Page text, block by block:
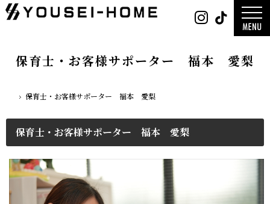
保育士・お客様サポーター 福本 愛梨
ホーム
保育士・お客様サポーター 福本 愛梨
保育士・お客様サポーター 福本 愛梨
デザイン
平屋
2階建て
nature -ナ
Rustic -ラ
0800-
888-
2003
営業時
間9:30
～
日水曜
日・第
一土曜